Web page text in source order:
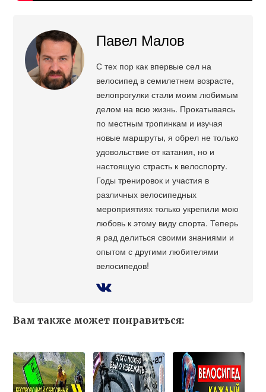
Павел Малов
С тех пор как впервые сел на
велосипед в семилетнем возрасте,
велопрогулки стали моим любимым
делом на всю жизнь. Прокатываясь
по местным тропинкам и изучая
новые маршруты, я обрел не только
удовольствие от катания, но и
настоящую страсть к велоспорту.
Годы тренировок и участия в
различных велосипедных
мероприятиях только укрепили мою
любовь к этому виду спорта. Теперь
я рад делиться своими знаниями и
опытом с другими любителями
велосипедов!
Вам также может понравиться: